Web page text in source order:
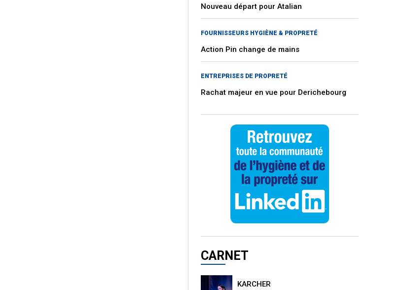
Nouveau départ pour Atalian
FOURNISSEURS HYGIÈNE & PROPRETÉ
Action Pin change de mains
ENTREPRISES DE PROPRETÉ
Rachat majeur en vue pour Derichebourg
CARNET
KARCHER